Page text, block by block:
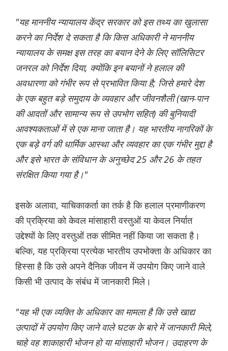
"यह माननीय न्यायालय केंद्र सरकार को इस तथ्य का खुलासा
करने का निर्देश दे सकता है कि किस अधिकारी ने माननीय
न्यायालय के समक्ष इस तरह का बयान देने के लिए सॉलिसिटर
जनरल को निर्देश दिया, क्योंकि इन बयानों ने हलाल की
अवधारणा को गंभीर रूप से प्रभावित किया है; जिसे हमारे देश
के एक बहुत बड़े समुदाय के व्यवहार और जीवनशैली (खान-पान
की आदतों और सामान्य रूप से उपभोग सहित) की बुनियादी
आवश्यकताओं में से एक माना जाता है। यह भारतीय नागरिकों के
एक बड़े वर्ग की धार्मिक आस्था और व्यवहार का एक गंभीर मुद्दा है
और इसे भारत के संविधान के अनुच्छेद 25 और 26 के तहत
संरक्षित किया गया है।"
इसके अलावा, याचिकाकर्ता का तर्क है कि हलाल प्रमाणीकरण
की प्रक्रिया को केवल मांसाहारी वस्तुओं या केवल निर्यात
उद्देश्यों के लिए वस्तुओं तक सीमित नहीं किया जा सकता है।
बल्कि, यह प्रक्रिया प्रत्येक भारतीय उपभोक्ता के अधिकार का
हिस्सा है कि उसे अपने दैनिक जीवन में उपयोग किए जाने वाले
किसी भी उत्पाद के संबंध में जानकारी मिले।
"यह भी एक व्यक्ति के अधिकार का मामला है कि उसे खाद्य
उत्पादों में उपयोग किए जाने वाले घटक के बारे में जानकारी मिले,
चाहे वह शाकाहारी भोजन हो या मांसाहारी भोजन। उदाहरण के